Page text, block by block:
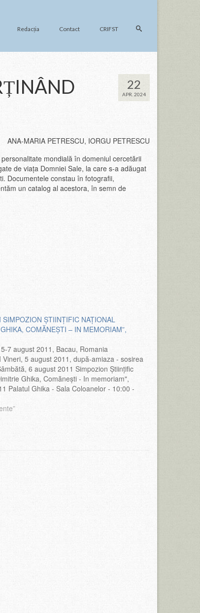
Redacția Contact CRIFST
22
APR. 2024
ANA-MARIA PETRESCU, IORGU PETRESCU
mondială în domeniul cercetării
de viața Domniei Sale, la care s-a adăugat
Documentele constau în fotografii,
un catalog al acestora, în semn de
SIMPOZION ŞTIINŢIFIC NAŢIONAL
COMĂNEŞTI – IN MEMORIAM”,
7 august 2011, Bacau, Romania
Vineri, 5 august 2011, după-amiaza - sosirea
6 august 2011 Simpozion Ştiinţific
Ghika, Comăneşti - In memoriam",
Palatul Ghika - Sala Coloanelor - 10:00 -
comemorativă - Biserica Sf. Spiridon -
Ghika -12:30…